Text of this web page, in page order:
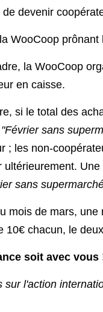
devenir
WooCoop
la WooCoop
en caisse.
si le total des
"Février sans
; les non-
ultérieurement.
sans
mois de mars,
10€ chacun, le
soit avec vous
sur l'action